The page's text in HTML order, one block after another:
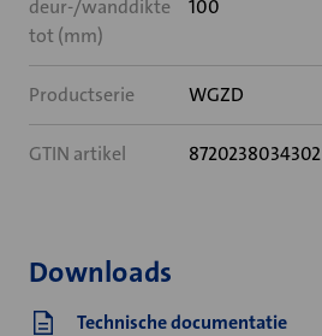
deur-/wanddikte
tot (mm)
100
Productserie WGZD
GTIN artikel 8720238034302
Downloads
Technische documentatie